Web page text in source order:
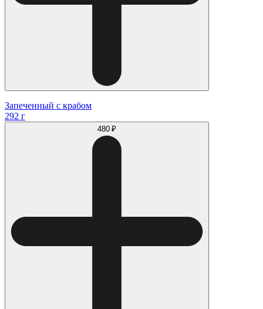
Запеченный с крабом
292 г
480 ₽